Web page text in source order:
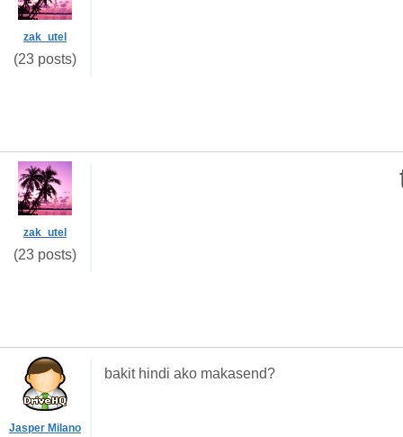
zak_utel
(23 posts)
zak_utel
(23 posts)
Jasper Milano
bakit hindi ako makasend?